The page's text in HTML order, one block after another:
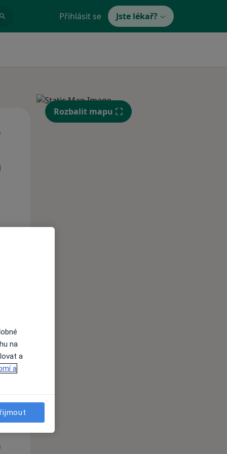
Přihlásit se Jste lékař?
St Čt
Út
Rozbalit mapu
na
a
a